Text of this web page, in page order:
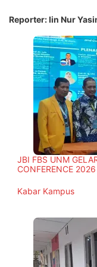
Reporter: Iin Nur
JBI FBS UNM
CONFERENCE 2026
In relation to
Kabar Kampus